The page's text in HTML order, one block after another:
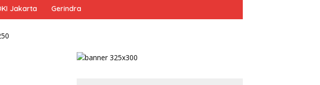
Jakarta Gerindra